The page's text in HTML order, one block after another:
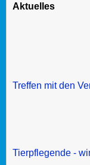
Aktuelles
Treffen mit den
Tierpflegende -